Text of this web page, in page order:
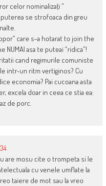
celor nominalizaţi ”
se strofoaca din greu
care s-a hotarat to join the
NUMAI asa te puteai “ridica”!
cand regimurile comuniste
intr-un ritm vertiginos? Cu
economia? Pai cucoana asta
excela doar in ceea ce stia ea:
de porc.
are mosu cite o trompeta si le
cu venele umflate la
taiere de mot sau la vreo